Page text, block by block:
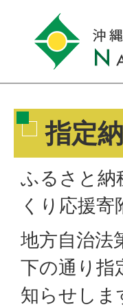
指定
ふるさと納
くり応援
地方自治法
下の通り指
知らせしま